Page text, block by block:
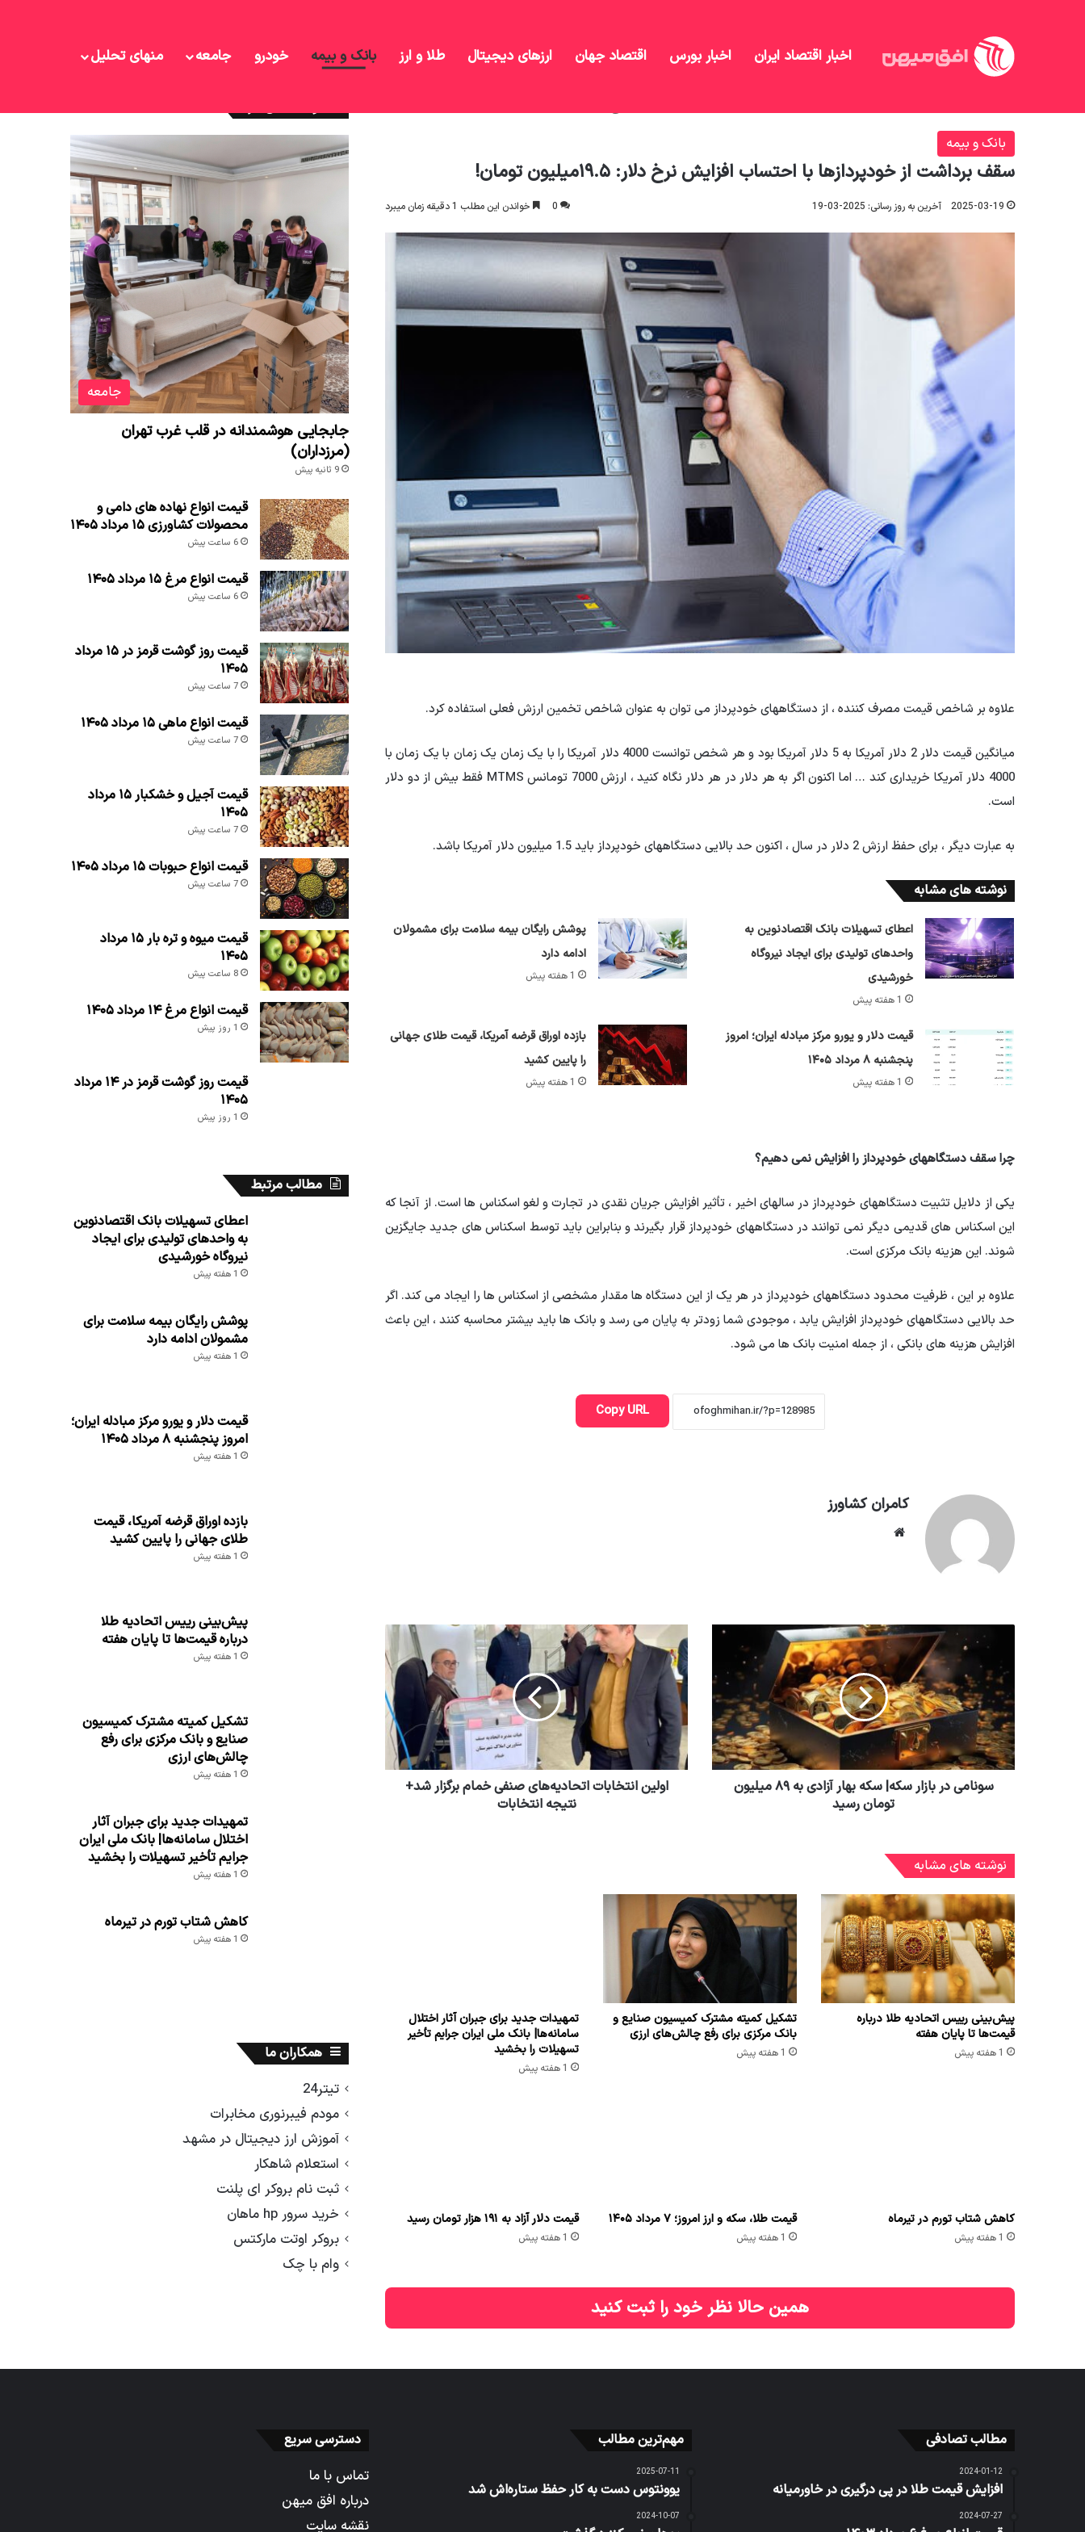
اخبار اقتصاد ایران اخبار بورس اقتصاد جهان ارزهای دیجیتال طلا و ارز بانک و بیمه خودرو جامعه منهای تحلیل
بانک و بیمه
سقف برداشت از خودپردازها با احتساب افزایش نرخ دلار: ۱۹.۵میلیون تومان!
2025-03-19 آخرین به روز رسانی: 2025-03-19 0 خواندن این مطلب 1 دقیقه زمان میبرد
علاوه بر شاخص قیمت مصرف کننده ، از دستگاههای خودپرداز می توان به عنوان شاخص تخمین ارزش فعلی استفاده کرد.
میانگین قیمت دلار 2 دلار آمریکا به 5 دلار آمریکا بود و هر شخص توانست 4000 دلار آمریکا را با یک زمان یک زمان با یک زمان با
4000 دلار آمریکا خریداری کند … اما اکنون اگر به هر دلار در هر دلار نگاه کنید ، ارزش 7000 تومانس MTMS فقط بیش از دو دلار
است.
به عبارت دیگر ، برای حفظ ارزش 2 دلار در سال ، اکنون حد بالایی دستگاههای خودپرداز باید 1.5 میلیون دلار آمریکا باشد.
نوشته های مشابه
اعطای تسهیلات بانک اقتصادنوین به
واحدهای تولیدی برای ایجاد نیروگاه
خورشیدی
1 هفته پیش
پوشش رایگان بیمه سلامت برای مشمولان
ادامه دارد
1 هفته پیش
قیمت دلار و یورو مرکز مبادله ایران؛ امروز
پنجشنبه ۸ مرداد ۱۴۰۵
1 هفته پیش
بازده اوراق قرضه آمریکا، قیمت طلای جهانی
را پایین کشید
1 هفته پیش
چرا سقف دستگاههای خودپرداز را افزایش نمی دهیم؟
یکی از دلایل تثبیت دستگاههای خودپرداز در سالهای اخیر ، تأثیر افزایش جریان نقدی در تجارت و لغو اسکناس ها است. از آنجا که
این اسکناس های قدیمی دیگر نمی توانند در دستگاههای خودپرداز قرار بگیرند و بنابراین باید توسط اسکناس های جدید جایگزین
شوند. این هزینه بانک مرکزی است.
علاوه بر این ، ظرفیت محدود دستگاههای خودپرداز در هر یک از این دستگاه ها مقدار مشخصی از اسکناس ها را ایجاد می کند. اگر
حد بالایی دستگاههای خودپرداز افزایش یابد ، موجودی شما زودتر به پایان می رسد و بانک ها باید بیشتر محاسبه کنند ، این باعث
افزایش هزینه های بانکی ، از جمله امنیت بانک ها می شود.
Copy URL
کامران کشاورز
سونامی در بازار سکه| سکه بهار آزادی به ۸۹ میلیون
تومان رسید
اولین انتخابات اتحادیه‌های صنفی خمام برگزار شد+
نتیجه انتخابات
نوشته های مشابه
پیش‌بینی رییس اتحادیه طلا درباره
قیمت‌ها تا پایان هفته
1 هفته پیش
تشکیل کمیته مشترک کمیسیون صنایع و
بانک مرکزی برای رفع چالش‌های ارزی
1 هفته پیش
تمهیدات جدید برای جبران آثار اختلال
سامانه‌ها| بانک ملی ایران جرایم تأخیر
تسهیلات را بخشید
1 هفته پیش
کاهش شتاب تورم در تیرماه
1 هفته پیش
قیمت طلا، سکه و ارز امروز؛ ۷ مرداد ۱۴۰۵
1 هفته پیش
قیمت دلار آزاد به ۱۹۱ هزار تومان رسید
1 هفته پیش
همین حالا نظر خود را ثبت کنید
جامعه
جابجایی هوشمندانه در قلب غرب تهران
(مرزداران)
9 ثانیه پیش
قیمت انواع نهاده های دامی و
محصولات کشاورزی ۱۵ مرداد ۱۴۰۵
6 ساعت پیش
قیمت انواع مرغ ۱۵ مرداد ۱۴۰۵
6 ساعت پیش
قیمت روز گوشت قرمز در ۱۵ مرداد
۱۴۰۵
7 ساعت پیش
قیمت انواع ماهی ۱۵ مرداد ۱۴۰۵
7 ساعت پیش
قیمت آجیل و خشکبار ۱۵ مرداد
۱۴۰۵
7 ساعت پیش
قیمت انواع حبوبات ۱۵ مرداد ۱۴۰۵
7 ساعت پیش
قیمت میوه و تره بار ۱۵ مرداد
۱۴۰۵
8 ساعت پیش
قیمت انواع مرغ ۱۴ مرداد ۱۴۰۵
1 روز پیش
قیمت روز گوشت قرمز در ۱۴ مرداد
۱۴۰۵
1 روز پیش
مطالب مرتبط
اعطای تسهیلات بانک اقتصادنوین
به واحدهای تولیدی برای ایجاد
نیروگاه خورشیدی
1 هفته پیش
پوشش رایگان بیمه سلامت برای
مشمولان ادامه دارد
1 هفته پیش
قیمت دلار و یورو مرکز مبادله ایران؛
امروز پنجشنبه ۸ مرداد ۱۴۰۵
1 هفته پیش
بازده اوراق قرضه آمریکا، قیمت
طلای جهانی را پایین کشید
1 هفته پیش
پیش‌بینی رییس اتحادیه طلا
درباره قیمت‌ها تا پایان هفته
1 هفته پیش
تشکیل کمیته مشترک کمیسیون
صنایع و بانک مرکزی برای رفع
چالش‌های ارزی
1 هفته پیش
تمهیدات جدید برای جبران آثار
اختلال سامانه‌ها| بانک ملی ایران
جرایم تأخیر تسهیلات را بخشید
1 هفته پیش
کاهش شتاب تورم در تیرماه
1 هفته پیش
همکاران ما
تیتر24
مودم فیبرنوری مخابرات
آموزش ارز دیجیتال در مشهد
استعلام شاهکار
ثبت نام بروکر ای پلنت
خرید سرور hp ماهان
بروکر اوتت مارکتس
وام با چک
مطالب تصادفی
2024-01-12
افزایش قیمت طلا در پی درگیری در خاورمیانه
2024-07-27
مهم‌ترین مطالب
2025-07-11
یوونتوس دست به کار حفظ ستاره‌اش شد
2024-10-07
دسترسی سریع
تماس با ما
درباره افق میهن
نقشه سایت